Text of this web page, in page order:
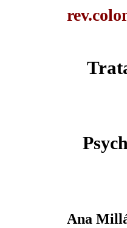
Ana